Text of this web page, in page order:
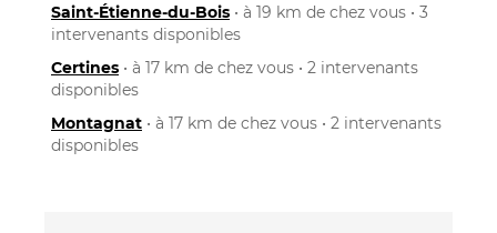
Saint-Étienne-du-Bois • à 19 km de chez vous • 3
intervenants disponibles
Certines • à 17 km de chez vous • 2 intervenants
disponibles
Montagnat • à 17 km de chez vous • 2 intervenants
disponibles